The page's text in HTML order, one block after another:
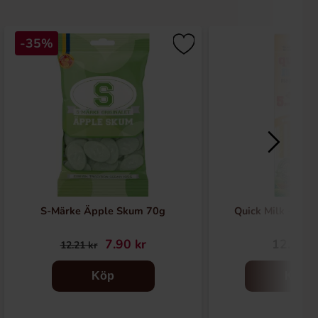
-35%
S-Märke Äpple Skum 70g
12.21 kr 7.90 kr
Köp
Quick Milk -